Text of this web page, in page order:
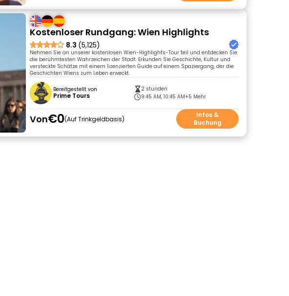
Kostenloser Rundgang: Wien Highlights
8.3 (5,125)
Nehmen Sie an unserer kostenlosen Wien-Highlights-Tour teil und entdecken Sie
die berühmtesten Wahrzeichen der Stadt. Erkunden Sie Geschichte, Kultur und
versteckte Schätze mit einem lizenzierten Guide auf einem Spaziergang, der die
Geschichten Wiens zum Leben erweckt.
Bereitgestellt von
Prime Tours
2 stunden
9:45 AM, 10:45 AM+5 Mehr
Von€0 Auf Trinkgeldbasis
Infos &
Buchung